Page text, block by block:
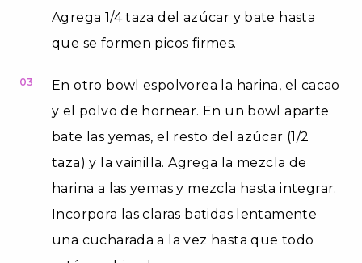
Agrega 1/4 taza del azúcar y bate hasta
que se formen picos firmes.
03
En otro bowl espolvorea la harina, el cacao
y el polvo de hornear. En un bowl aparte
bate las yemas, el resto del azúcar (1/2
taza) y la vainilla. Agrega la mezcla de
harina a las yemas y mezcla hasta integrar.
Incorpora las claras batidas lentamente
una cucharada a la vez hasta que todo